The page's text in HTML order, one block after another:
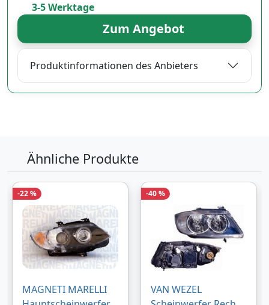
3-5 Werktage
Zum Angebot
Produktinformationen des Anbieters
Ähnliche Produkte
-22 %
MAGNETI MARELLI
-40 %
VAN WEZEL